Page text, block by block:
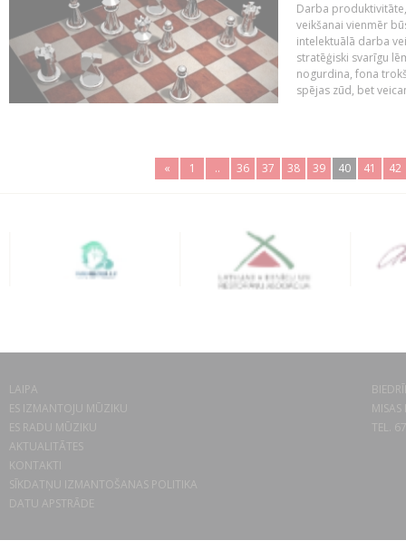
Darba
veikšanai vienmēr
intelektuālā darba
stratēģiski svarīgu
nogurdina, fona
spējas zūd, bet
« 1 .. 36 37 38 39 40 41 42
LAIPA
ES IZMANTOJU MŪZIKU
ES RADU MŪZIKU
AKTUALITĀTES
KONTAKTI
SĪKDATŅU IZMANTOŠANAS POLITIKA
DATU APSTRĀDE
TEL.